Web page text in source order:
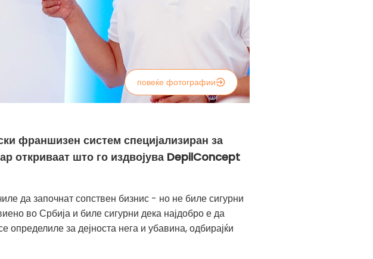
повеќе фотографии
франшизен систем специјализиран за
откриваат што го издвојува DepilConcept
да започнат сопствен бизнис - но не биле сигурни
во Србија и биле сигурни дека најдобро е да
за дејноста нега и убавина, одбирајќи